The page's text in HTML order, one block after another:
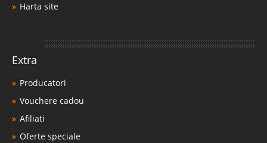
Harta site
Extra
Producatori
Vouchere cadou
Afiliati
Oferte speciale